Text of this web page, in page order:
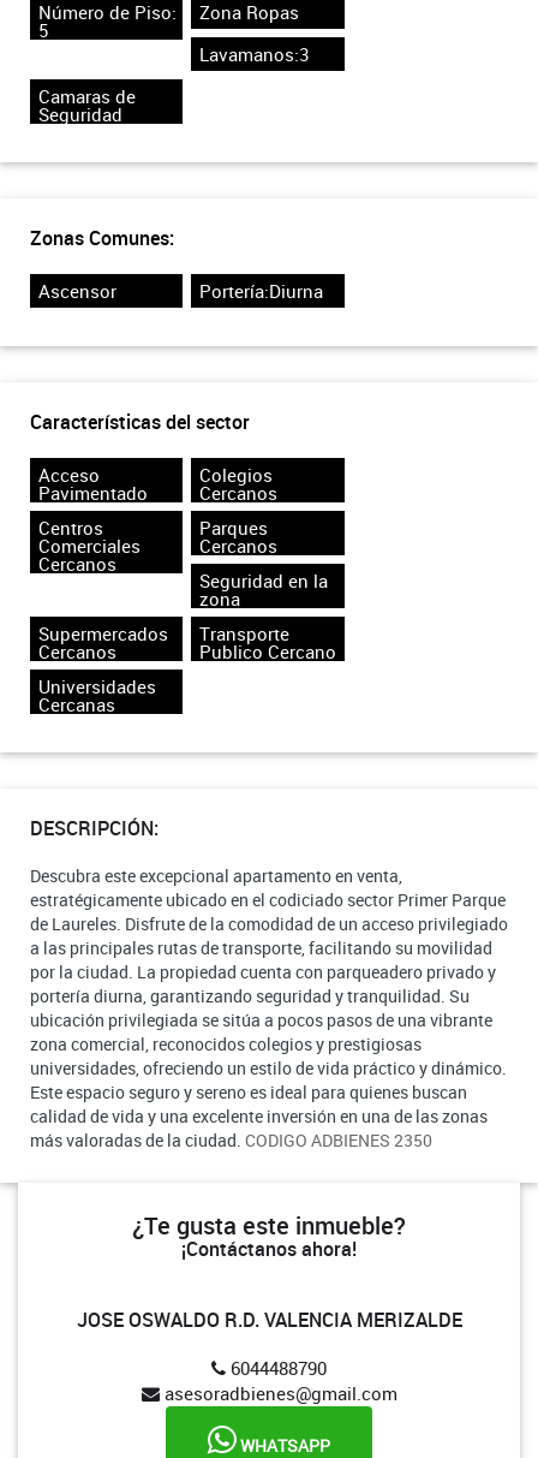
Número de Piso:
5
Zona Ropas
Lavamanos:3
Camaras de
Seguridad
Zonas Comunes:
Ascensor Portería:Diurna
Características del sector
Acceso
Pavimentado
Colegios
Cercanos
Centros
Comerciales
Cercanos
Parques
Cercanos
Seguridad en la
zona
Supermercados
Cercanos
Transporte
Publico Cercano
Universidades
Cercanas
DESCRIPCIÓN:
Descubra este excepcional apartamento en venta,
estratégicamente ubicado en el codiciado sector Primer Parque
de Laureles. Disfrute de la comodidad de un acceso privilegiado
a las principales rutas de transporte, facilitando su movilidad
por la ciudad. La propiedad cuenta con parqueadero privado y
portería diurna, garantizando seguridad y tranquilidad. Su
ubicación privilegiada se sitúa a pocos pasos de una vibrante
zona comercial, reconocidos colegios y prestigiosas
universidades, ofreciendo un estilo de vida práctico y dinámico.
Este espacio seguro y sereno es ideal para quienes buscan
calidad de vida y una excelente inversión en una de las zonas
más valoradas de la ciudad. CODIGO ADBIENES 2350
¿Te gusta este inmueble?
¡Contáctanos ahora!
JOSE OSWALDO R.D. VALENCIA MERIZALDE
6044488790
asesoradbienes@gmail.com
WHATSAPP